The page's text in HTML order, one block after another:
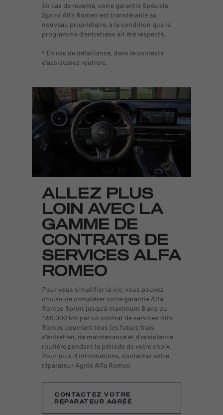
En cas de revente, votre garantie Spéciale
Sprint Alfa Romeo est transférable au
nouveau propriétaire, à la condition que le
programme d'entretiens ait été respecté.
* En cas de défaillance, dans le contexte
d’assistance routière.
ALLEZ PLUS
LOIN AVEC LA
GAMME DE
CONTRATS DE
SERVICES ALFA
ROMEO
Pour vous simplifier la vie, vous pouvez
choisir de compléter votre garantie Alfa
Romeo Sprint jusqu'à maximum 8 ans ou
160.000 km par un contrat de services Alfa
Romeo couvrant tous les futurs frais
d'entretien, de maintenance et d'assistance
routière pendant la période de votre choix.
Pour plus d'informations, contactez votre
réparateur Agréé Alfa Romeo.
CONTACTEZ VOTRE
REPARATEUR AGRÉÉ